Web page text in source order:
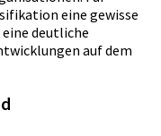
eine gewisse
deutliche
auf dem